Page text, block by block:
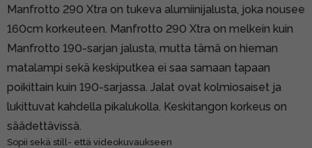
Manfrotto 290 Xtra on tukeva alumiinijalusta, joka nousee
160cm korkeuteen. Manfrotto 290 Xtra on melkein kuin
Manfrotto 190-sarjan jalusta, mutta tämä on hieman
matalampi sekä keskiputkea ei saa samaan tapaan
poikittain kuin 190-sarjassa. Jalat ovat kolmiosaiset ja
lukittuvat kahdella pikalukolla. Keskitangon korkeus on
säädettävissä.
Sopii sekä still- että videokuvaukseen